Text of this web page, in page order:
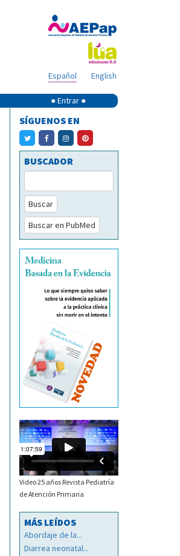
English
Español
● Entrar ●
SÍGUENOS EN
BUSCADOR
Buscar
Buscar en PubMed
Video 25 años Revista Pediatría
de Atención Primaria
MÁS LEÍDOS
Abordaje de la...
Diarrea neonatal...